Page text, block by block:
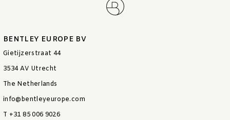
BENTLEY EUROPE BV
Gietijzerstraat 44
3534 AV Utrecht
The Netherlands
info@bentleyeurope.com
T +31 85 006 9026